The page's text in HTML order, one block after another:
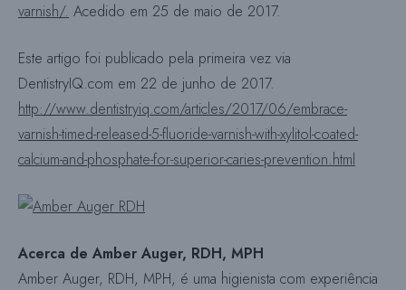
varnish/. Acedido em 25 de maio de 2017.
Este artigo foi publicado pela primeira vez via
DentistryIQ.com em 22 de junho de 2017.
http://www.dentistryiq.com/articles/2017/06/embrace-
varnish-timed-released-5-fluoride-varnish-with-xylitol-coated-
calcium-and-phosphate-for-superior-caries-prevention.html
Acerca de Amber Auger, RDH, MPH
Amber Auger, RDH, MPH, é uma higienista com experiência